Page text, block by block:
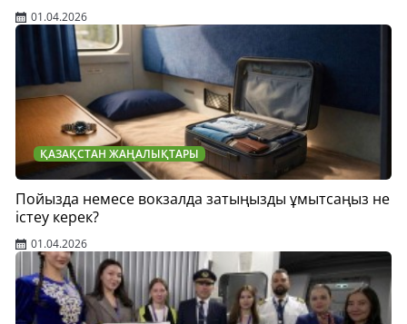
01.04.2026
ҚАЗАҚСТАН ЖАҢАЛЫҚТАРЫ
Пойызда немесе вокзалда затыңызды ұмытсаңыз не
істеу керек?
01.04.2026